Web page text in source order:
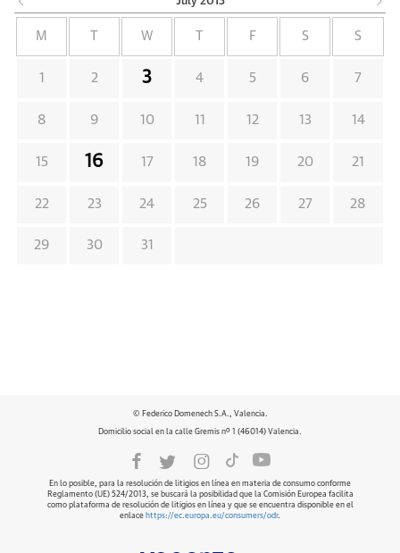
M W F S S
1 2 3 4 5 6 7
8 9 10 11 12 13 14
15 16 17 18 19 20 21
22 23 24 25 26 27 28
29 30 31
© Federico Domenech S.A., Valencia.
Domicilio social en la calle Gremis nº 1 (46014) Valencia.
En lo posible, para la resolución de litigios en línea en materia de consumo conforme
Reglamento (UE) 524/2013, se buscará la posibilidad que la Comisión Europea facilita
como plataforma de resolución de litigios en línea y que se encuentra disponible en el
enlace https://ec.europa.eu/consumers/odr.